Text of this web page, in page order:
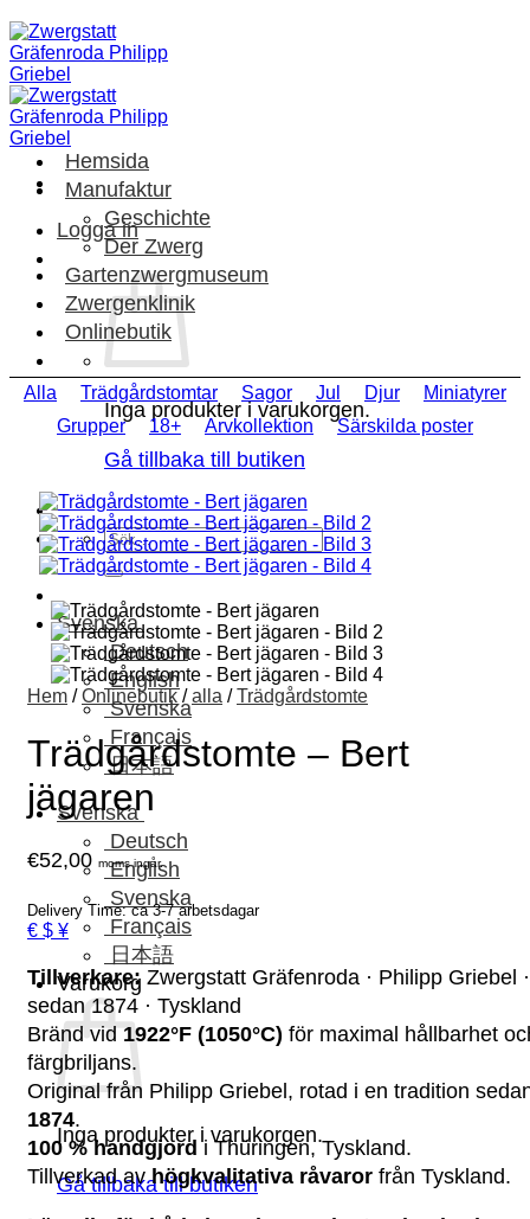
Skip
to
content
Logga in
Inga produkter i varukorgen.
Gå tillbaka till butiken
Sök
efter:
Svenska
Deutsch
English
Svenska
Français
日本語
Svenska
Deutsch
English
Svenska
Français
日本語
Varukorg
Inga produkter i varukorgen.
Gå tillbaka till butiken
Hemsida
Manufaktur
Geschichte
Der Zwerg
Gartenzwergmuseum
Zwergenklinik
Onlinebutik
Alla Trädgårdstomtar Sagor Jul Djur
Miniatyrer
Grupper
18+ Arvkollektion Särskilda poster
Hem / Onlinebutik / alla / Trädgårdstomte
Trädgårdstomte – Bert
jägaren
€52,00 moms ingår.
Delivery Time: ca 3-7 arbetsdagar
€ $ ¥
Tillverkare: Zwergstatt Gräfenroda · Philipp Griebel ·
sedan 1874 · Tyskland
Bränd vid1922°F (1050°C) för maximal hållbarhet
färgbriljans.
Original från Philipp Griebel, rotad i en tradition
1874.
100 % handgjord i Thüringen, Tyskland.
Tillverkad avhögkvalitativa råvaror från Tyskland.